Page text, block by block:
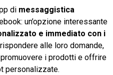
di messaggistica
un’opzione interessante
e immediato con i
alle loro domande,
i prodotti e offrire
personalizzate.